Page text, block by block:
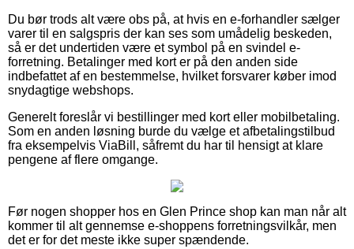
Du bør trods alt være obs på, at hvis en e-forhandler sælger
varer til en salgspris der kan ses som umådelig beskeden,
så er det undertiden være et symbol på en svindel e-
forretning. Betalinger med kort er på den anden side
indbefattet af en bestemmelse, hvilket forsvarer køber imod
snydagtige webshops.
Generelt foreslår vi bestillinger med kort eller mobilbetaling.
Som en anden løsning burde du vælge et afbetalingstilbud
fra eksempelvis ViaBill, såfremt du har til hensigt at klare
pengene af flere omgange.
Før nogen shopper hos en Glen Prince shop kan man når alt
kommer til alt gennemse e-shoppens forretningsvilkår, men
det er for det meste ikke super spændende.